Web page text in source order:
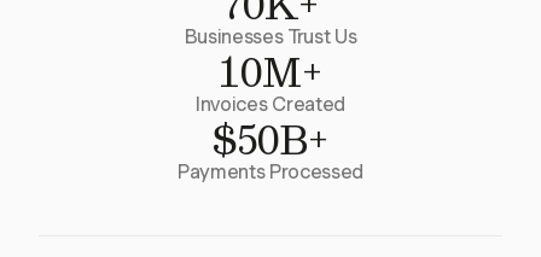
Businesses Trust Us
10M+
Invoices Created
$50B+
Payments Processed